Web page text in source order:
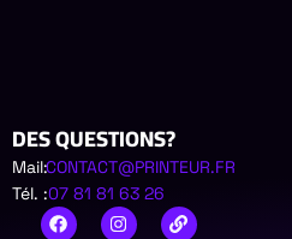
DES QUESTIONS?
Mail:CONTACT@PRINTEUR.FR
Tél. :07 81 81 63 26